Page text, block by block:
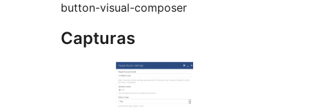
button-visual-composer
Capturas